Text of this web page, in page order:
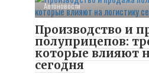
Автоновости
Производство и
полуприцепов:
которые влияют
сегодня